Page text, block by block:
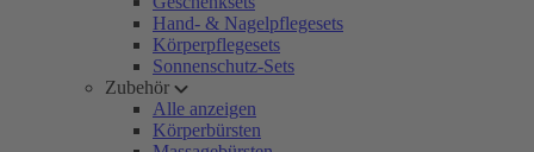
Hand- & Nagelpflegesets
Körperpflegesets
Sonnenschutz-Sets
Zubehör
Alle anzeigen
Körperbürsten